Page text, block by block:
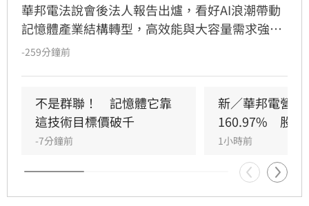
華邦電法說會後法人報告出爐，看好AI浪潮帶動
記憶體產業結構轉型，高效能與大容量需求強
勁，推升DRAM與Flash報價持續走揚。華邦電第
擎，公司並大幅調升2026年資本支出至395億
元，全力衝刺高雄廠擴產與先進製程。法人分析
指出，隨AI需求爆發，2027年記憶體供需缺口將
擴大，華邦電中長線營運看俏，兩家本土券商分
別給予200元及275元目標價，市場對其獲利爆發
力寄予厚望。提醒投資人，投資股票具備風險，
-259分鐘前
不是群聯！　記憶體它靠
這技術目標價破千
-7分鐘前
新／華邦電營收
160.97%　股價
1小時前